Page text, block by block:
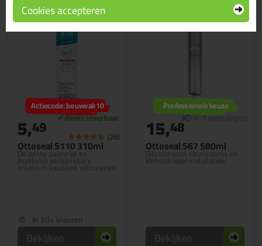
Ottoseal S110 310ml
De beste zuurvrije en
makkelijk verwerkbare
premium kwaliteit siliconenkit
Actiecode: bouwvak10
5,49 (26)
Bekijken
Ottoseal S67 580ml
Silicone voor cleanrooms en
klimaatregel installaties
Professionele keuze
15,48
Bekijken
Cookies accepteren